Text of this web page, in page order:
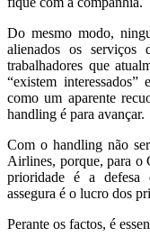
Do mesmo modo,
alienados os
trabalhadores que
“existem
como um aparente
handling é para avançar.
Com o handling não
Airlines, porque, para o
prioridade é a defesa
assegura é o lucro dos
Perante os factos, é